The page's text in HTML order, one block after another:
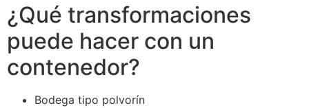
¿Qué transformaciones
puede hacer con un
contenedor?
Bodega tipo polvorín